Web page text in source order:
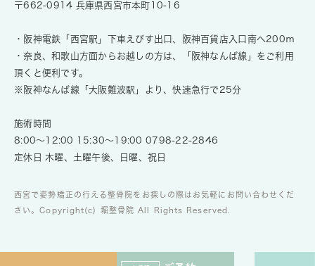
〒662-0914 兵庫県西宮市本町10-16
・阪神電鉄「西宮駅」下車えびす出口、阪神百貨店入口南へ200ｍ
・奈良、和歌山方面からお越しの方は、「阪神なんば線」をご利用
頂くと便利です。
※阪神なんば線「大阪難波駅」より、快速急行で25分
施術時間
8:00～12:00 15:30～19:00 0798-22-2846
定休日 木曜、土曜午後、日曜、祝日
西宮で姿勢矯正の行える整骨院をお探しの際はお気軽にお問い合わせくだ
さい。Copyright(c) 堀整骨院 All Rights Reserved.